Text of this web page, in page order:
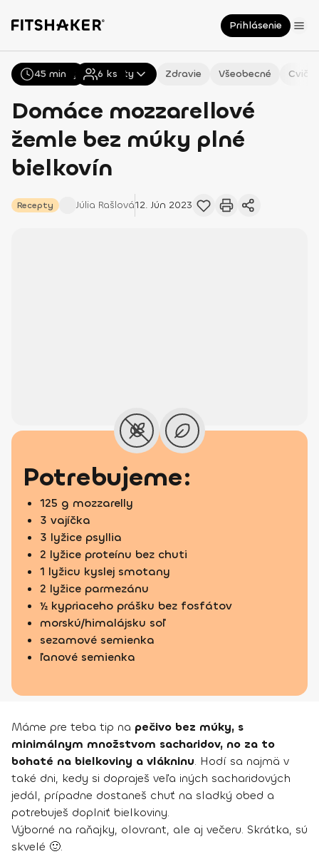
Prihlásenie
Všetky Recepty Zdravie Všeobecné
Domáce mozzarellové
žemle bez múky plné
bielkovín
Recepty Júlia Rašlová12. Jún 2023
45 min 6 ks
Potrebujeme:
125 g mozzarelly
3 vajíčka
3 lyžice psyllia
2 lyžice proteínu bez chuti
1 lyžicu kyslej smotany
2 lyžice parmezánu
½ kypriaceho prášku bez fosfátov
morskú/himalájsku soľ
sezamové semienka
ľanové semienka
Máme pre teba tip na pečivo bez múky, s
minimálnym množstvom sacharidov, no za to
bohaté na bielkoviny a vlákninu. Hodí sa najmä v
také dni, kedy si dopraješ veľa iných sacharidových
jedál, prípadne dostaneš chuť na sladký obed a
potrebuješ doplniť bielkoviny.
Výborné na raňajky, olovrant, ale aj večeru. Skrátka, sú
skvelé 🙂.